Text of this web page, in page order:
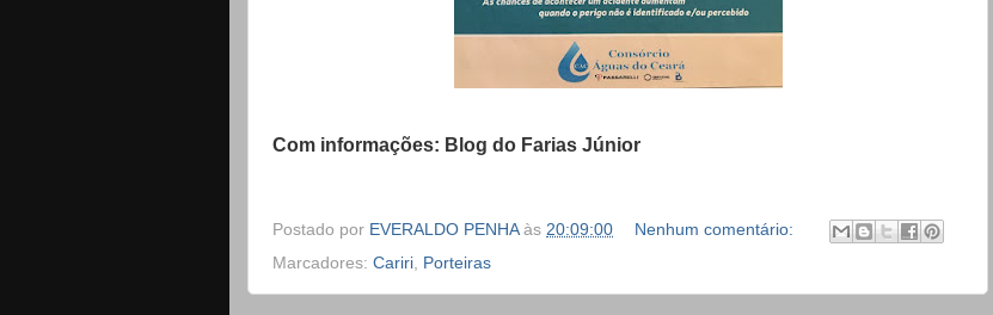
Com informações: Blog do Farias Júnior
Postado por EVERALDO PENHA às 20:09:00
Nenhum comentário:
Marcadores: Cariri, Porteiras